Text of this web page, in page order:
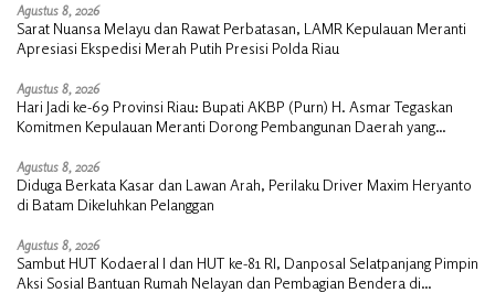
Agustus 8, 2026
Sarat Nuansa Melayu dan Rawat Perbatasan, LAMR Kepulauan Meranti
Apresiasi Ekspedisi Merah Putih Presisi Polda Riau
Agustus 8, 2026
Hari Jadi ke-69 Provinsi Riau: Bupati AKBP (Purn) H. Asmar Tegaskan
Komitmen Kepulauan Meranti Dorong Pembangunan Daerah yang
Agustus 8, 2026
Diduga Berkata Kasar dan Lawan Arah, Perilaku Driver Maxim Heryanto
di Batam Dikeluhkan Pelanggan
Agustus 8, 2026
Sambut HUT Kodaeral I dan HUT ke-81 RI, Danposal Selatpanjang Pimpin
Aksi Sosial Bantuan Rumah Nelayan dan Pembagian Bendera di